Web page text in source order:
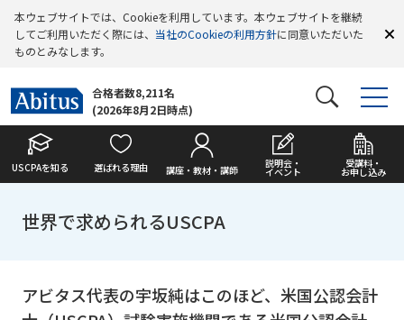
本ウェブサイトでは、Cookieを利用しています。本ウェブサイトを継続
してご利用いただく際には、 当社のCookieの利用方針に同意いただいた
ものとみなします。
合格者数8,211名
(2026年8月2日時点)
USCPAを知る 選ばれる理由 講座・教材・講師
説明会・
イベント
受講料・
お申し込み
世界で求められるUSCPA
アビタス代表の宇坂純はこのほど、米国公認会計